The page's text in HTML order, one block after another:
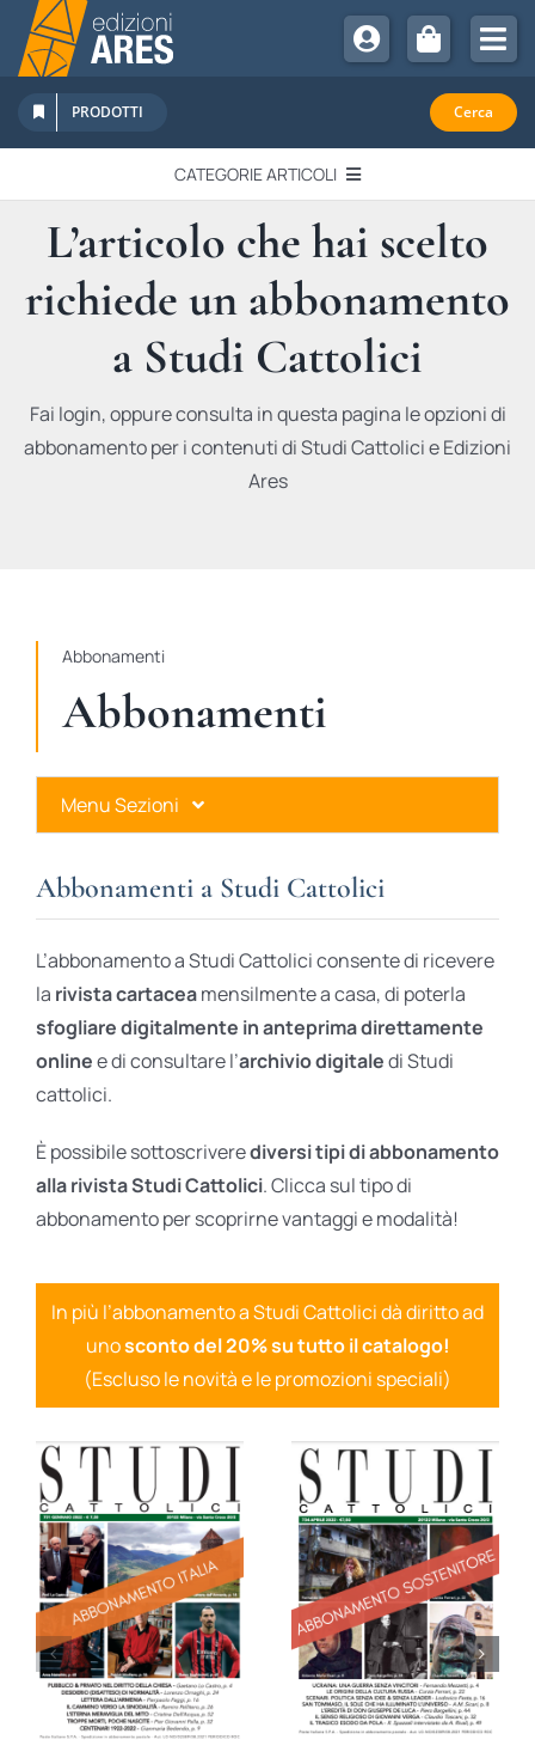
Salta
contenuto
Chi Siamo
Sostienici
Abbonamenti
Promozioni
Newsletter
PRODOTTI Cerca
CATEGORIE ARTICOLI
EDITORIALI
IN QUESTO NUMERO
RECENSIONI
L’articolo che hai scelto
richiede un abbonamento
a Studi Cattolici
Fai login, oppure consulta in questa pagina le opzioni di
abbonamento per i contenuti di Studi Cattolici e Edizioni
Ares
Abbonamenti
Abbonamenti
Menu Sezioni
Ares Gold
Ares Digital
Ares Gift Card
Abbonamenti a Studi Cattolici
L’abbonamento a Studi Cattolici consente di ricevere
la rivista cartaceamensilmente a casa, di poterla
sfogliare digitalmente in anteprima direttamente
onlinee di consultare l’archivio digitaledi Studi
cattolici.
È possibile sottoscriverediversi tipi di abbonamento
alla rivista Studi Cattolici. Clicca sul tipo di
abbonamento per scoprirne vantaggi e modalità!
In più l’abbonamento a Studi Cattolici dà diritto ad
unosconto del 20% su tutto il catalogo!
(Escluso le novità e le promozioni speciali)